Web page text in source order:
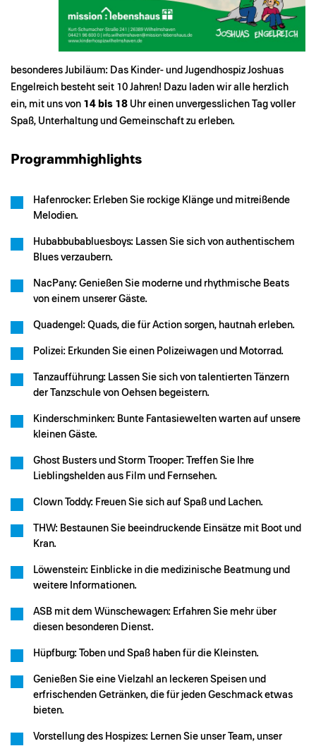
besonderes Jubiläum: Das Kinder- und Jugendhospiz Joshuas
Engelreich besteht seit 10 Jahren! Dazu laden wir alle herzlich
ein, mit uns von 14 bis 18 Uhr einen unvergesslichen Tag voller
Spaß, Unterhaltung und Gemeinschaft zu erleben.
Programmhighlights
Hafenrocker: Erleben Sie rockige Klänge und mitreißende
Melodien.
Hubabbubabluesboys: Lassen Sie sich von authentischem
Blues verzaubern.
NacPany: Genießen Sie moderne und rhythmische Beats
von einem unserer Gäste.
Quadengel: Quads, die für Action sorgen, hautnah erleben.
Polizei: Erkunden Sie einen Polizeiwagen und Motorrad.
Tanzaufführung: Lassen Sie sich von talentierten Tänzern
der Tanzschule von Oehsen begeistern.
Kinderschminken: Bunte Fantasiewelten warten auf unsere
kleinen Gäste.
Ghost Busters und Storm Trooper: Treffen Sie Ihre
Lieblingshelden aus Film und Fernsehen.
Clown Toddy: Freuen Sie sich auf Spaß und Lachen.
THW: Bestaunen Sie beeindruckende Einsätze mit Boot und
Kran.
Löwenstein: Einblicke in die medizinische Beatmung und
weitere Informationen.
ASB mit dem Wünschewagen: Erfahren Sie mehr über
diesen besonderen Dienst.
Hüpfburg: Toben und Spaß haben für die Kleinsten.
Genießen Sie eine Vielzahl an leckeren Speisen und
erfrischenden Getränken, die für jeden Geschmack etwas
bieten.
Vorstellung des Hospizes: Lernen Sie unser Team, unser